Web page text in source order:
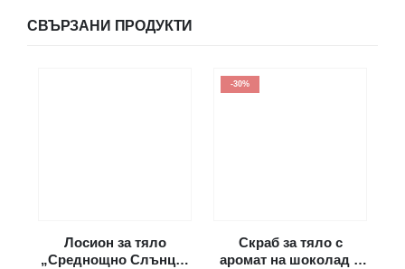
СВЪРЗАНИ ПРОДУКТИ
Лосион за тяло
„Среднощно Слънце“
-30%
Скраб за тяло с
аромат на шоколад и